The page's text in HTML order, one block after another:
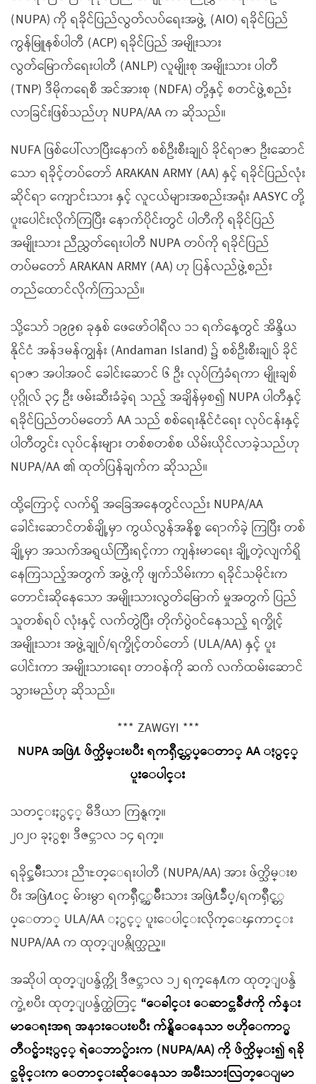
(NUPA) ကို ရခိုင်ပြည်လွတ်လပ်ရေးအဖွဲ့ (AIO) ရခိုင်ပြည်
ကွန်မြူနစ်ပါတီ (ACP) ရခိုင်ပြည် အမျိုးသား
လွတ်မြောက်ရေးပါတီ (ANLP) လူမျိုးစု အမျိုးသား ပါတီ
(TNP) ဒီမိုကရေစီ အင်အားစု (NDFA) တို့နှင့် စတင်ဖွဲ့စည်း
လာခြင်းဖြစ်သည်ဟု NUPA/AA က ဆိုသည်။
NUFA ဖြစ်ပေါ်လာပြီးနောက် စစ်ဦးစီးချုပ် ခိုင်ရာဇာ ဦးဆောင်
သော ရခိုင့်တပ်တော် ARAKAN ARMY (AA) နှင့် ရခိုင်ပြည်လုံး
ဆိုင်ရာ ကျောင်းသား နှင့် လူငယ်များအစည်းအရုံး AASYC တို့
ပူးပေါင်းလိုက်ကြပြီး နောက်ပိုင်းတွင် ပါတီကို ရခိုင်ပြည်
အမျိုးသား ညီညွှတ်ရေးပါတီ NUPA တပ်ကို ရခိုင်ပြည်
တပ်မတော် ARAKAN ARMY (AA) ဟု ပြန်လည်ဖွဲ့စည်း
တည်ထောင်လိုက်ကြသည်။
သို့သော် ၁၉၉၈ ခုနှစ် ဖေဖော်ဝါရီလ ၁၁ ရက်နေ့တွင် အိန္ဒိယ
နိုင်ငံ အန်ဒမန်ကျွန်း (Andaman Island) ၌ စစ်ဦးစီးချုပ် ခိုင်
ရာဇာ အပါအဝင် ခေါင်းဆောင် ၆ ဦး လုပ်ကြံခံရကာ မျိုးချစ်
ပုဂ္ဂိုလ် ၃၄ ဦး ဖမ်းဆီးခံခဲ့ရ သည့် အချိန်မှစ၍ NUPA ပါတီနှင့်
ရခိုင်ပြည်တပ်မတော် AA သည် စစ်ရေးနိုင်ငံရေး လုပ်ငန်းနှင့်
ပါတီတွင်း လုပ်ငန်းများ တစ်စတစ်စ ယိမ်းယိုင်လာခဲ့သည်ဟု
NUPA/AA ၏ ထုတ်ပြန်ချက်က ဆိုသည်။
ထို့ကြောင့် လက်ရှိ အခြေအနေတွင်လည်း NUPA/AA
ခေါင်းဆောင်တစ်ချို့မှာ ကွယ်လွန်အနိစ္စ ရောက်ခဲ့ ကြပြီး တစ်
ချို့မှာ အသက်အရွယ်ကြီးရင့်ကာ ကျန်းမာရေး ချို့တဲ့လျက်ရှိ
နေကြသည့်အတွက် အဖွဲ့ကို ဖျက်သိမ်းကာ ရခိုင်သမိုင်းက
တောင်းဆိုနေသော အမျိုးသားလွတ်မြောက် မှုအတွက် ပြည်
သူတစ်ရပ် လုံးနှင့် လက်တွဲပြီး တိုက်ပွဲဝင်နေသည့် ရက္ခိုင့်
အမျိုးသား အဖွဲ့ချုပ်/ရက္ခိုင့်တပ်တော် (ULA/AA) နှင့် ပူး
ပေါင်းကာ အမျိုးသားရေး တာဝန်ကို ဆက် လက်ထမ်းဆောင်
သွားမည်ဟု ဆိုသည်။
*** ZAWGYI ***
NUPA အဖြဲ႔ ဖ်က္သိမ္းၿပီး ရကၡိဳင့္တပ္ေတာ္ AA ႏွင့္
ပူးေပါင္း
သတင္းႏွင့္ မီဒီယာ ကြန္ရက္။
၂၀၂၀ ခုႏွစ္၊ ဒီဇင္ဘာလ ၁၄ ရက္။
ရခိုင္အမ်ိဳးသား ညီၫႊတ္ေရးပါတီ (NUPA/AA) အား ဖ်က္သိမ္းၿ
ပီး အဖြဲ႔၀င္ မ်ားမွာ ရကၡိဳင့္အမ်ိဳးသား အဖြဲ႔ခ်ဳပ္/ရကၡိဳင့္တ
ပ္ေတာ္ ULA/AA ႏွင့္ ပူးေပါင္းလိုက္ေၾကာင္း
NUPA/AA က ထုတ္ျပန္လိုက္သည္။
အဆိုပါ ထုတ္ျပန္ခ်က္ကို ဒီဇင္ဘာလ ၁၂ ရက္ေန႔က ထုတ္ျပန္ခ်
က္ခဲ့ၿပီး ထုတ္ျပန္ခ်က္ထဲတြင္ “ေခါင္း ေဆာင္တခ်ိဳ႕ကို က်န္း
မာေရးအရ အနားေပးၿပီး က်န္ရွိေနေသာ ဗဟိုေကာ္မ
တီ၀င္မ်ားႏွင့္ ရဲေဘာ္မ်ားက (NUPA/AA) ကို ဖ်က္သိမ္း၍ ရခို
င္သမိုင္းက ေတာင္းဆိုေနေသာ အမ်ိဳးသားလြတ္ေျမာ